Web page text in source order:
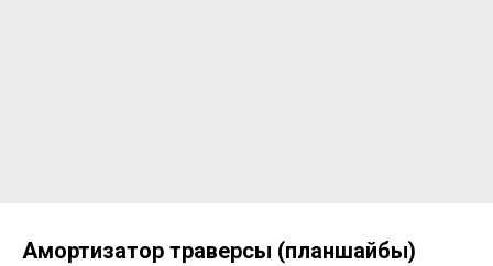
Амортизатор траверсы (планшайбы)